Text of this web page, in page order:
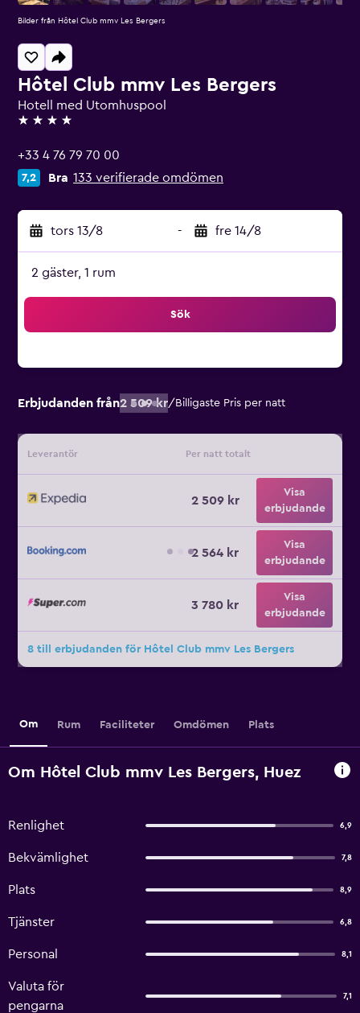
Hôtel Club mmv Les Bergers
Hotell med Utomhuspool
4 stjärnor
+33 4 76 79 70 00
7,2 Bra 133 verifierade omdömen
tors 13/8 - fre 14/8
2 gäster, 1 rum
Sök
Erbjudanden från2 509 kr/ Billigaste Pris per natt
Leverantör Per natt totalt
2 509 kr
Visa
erbjudande
2 564 kr
Visa
erbjudande
3 780 kr
Visa
erbjudande
8 till erbjudanden för Hôtel Club mmv Les Bergers
Bilder från Hôtel Club mmv Les Bergers
Om Rum Faciliteter Omdömen Plats
Om Hôtel Club mmv Les Bergers, Huez
Renlighet 6,9
Bekvämlighet 7,8
Plats 8,9
Tjänster 6,8
Personal 8,1
Valuta för
pengarna
7,1